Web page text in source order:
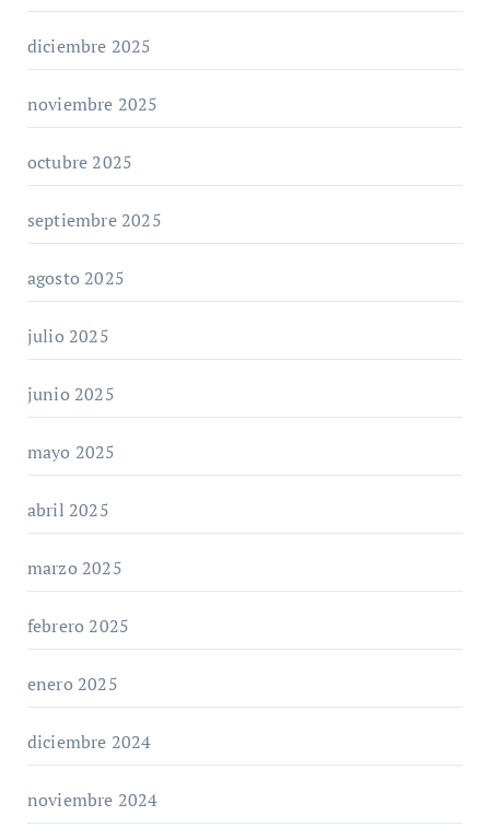
diciembre 2025
noviembre 2025
octubre 2025
septiembre 2025
agosto 2025
julio 2025
junio 2025
mayo 2025
abril 2025
marzo 2025
febrero 2025
enero 2025
diciembre 2024
noviembre 2024